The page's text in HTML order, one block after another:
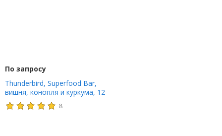
По запросу
Thunderbird, Superfood Bar,
вишня, конопля и куркума, 12
батончиков, 48 г (1,7 унции)
8